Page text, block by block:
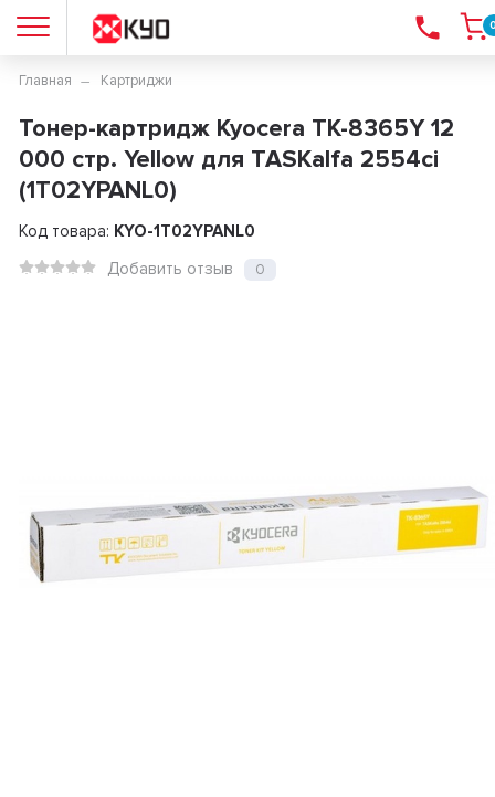
Главная Картриджи
Тонер-картридж Kyocera TK-8365Y 12
000 стр. Yellow для TASKalfa 2554ci
(1T02YPANL0)
Код товара: KYO-1T02YPANL0
Добавить отзыв
0